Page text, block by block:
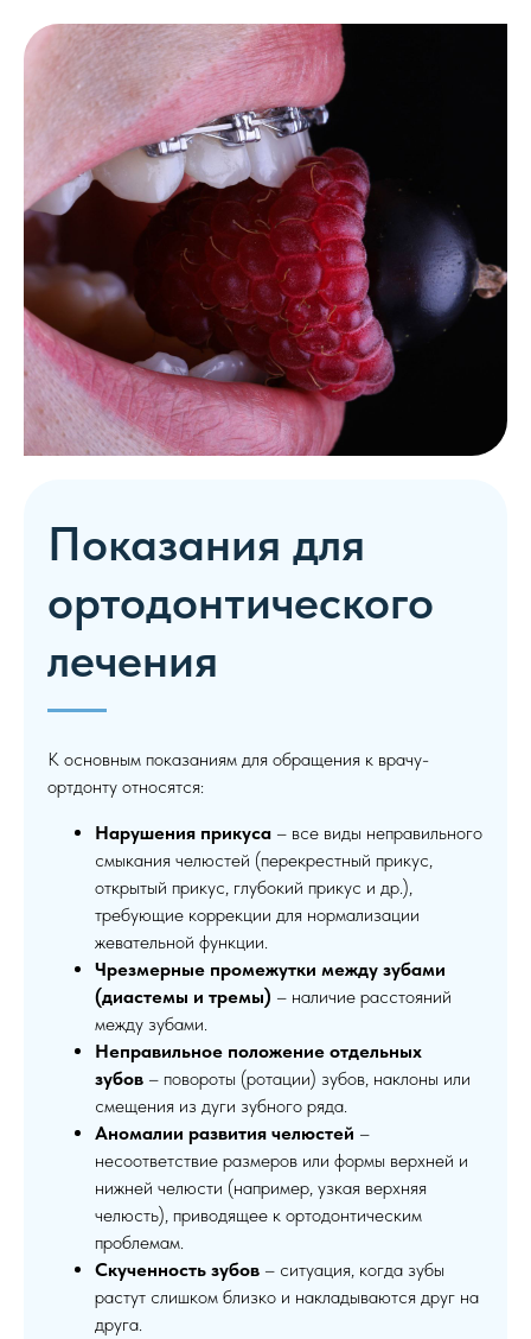
Показания для
ортодонтического
лечения
К основным показаниям для обращения к врачу-
ортдонту относятся:
Нарушения прикуса – все виды неправильного
смыкания челюстей (перекрестный прикус,
открытый прикус, глубокий прикус и др.),
требующие коррекции для нормализации
жевательной функции.
Чрезмерные промежутки между зубами
(диастемы и тремы) – наличие расстояний
между зубами.
Неправильное положение отдельных
зубов – повороты (ротации) зубов, наклоны или
смещения из дуги зубного ряда.
Аномалии развития челюстей –
несоответствие размеров или формы верхней и
нижней челюсти (например, узкая верхняя
челюсть), приводящее к ортодонтическим
проблемам.
Скученность зубов – ситуация, когда зубы
растут слишком близко и накладываются друг на
друга.